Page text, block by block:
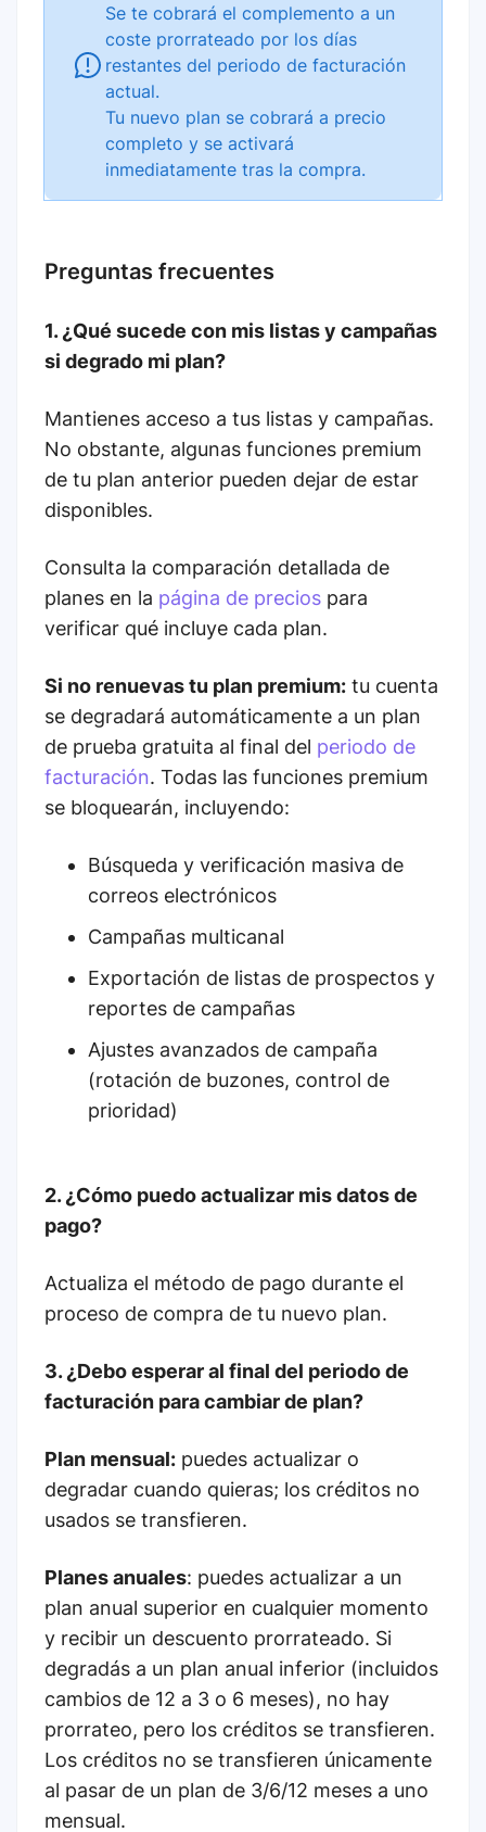
Se te cobrará el complemento a un
coste prorrateado por los días
restantes del periodo de facturación
actual.
Tu nuevo plan se cobrará a precio
completo y se activará
inmediatamente tras la compra.
Preguntas frecuentes
1. ¿Qué sucede con mis listas y campañas
si degrado mi plan?
Mantienes acceso a tus listas y campañas.
No obstante, algunas funciones premium
de tu plan anterior pueden dejar de estar
disponibles.
Consulta la comparación detallada de
planes en la página de precios para
verificar qué incluye cada plan.
Si no renuevas tu plan premium: tu cuenta
se degradará automáticamente a un plan
de prueba gratuita al final del periodo de
facturación. Todas las funciones premium
se bloquearán, incluyendo:
Búsqueda y verificación masiva de
correos electrónicos
Campañas multicanal
Exportación de listas de prospectos y
reportes de campañas
Ajustes avanzados de campaña
(rotación de buzones, control de
prioridad)
2. ¿Cómo puedo actualizar mis datos de
pago?
Actualiza el método de pago durante el
proceso de compra de tu nuevo plan.
3. ¿Debo esperar al final del periodo de
facturación para cambiar de plan?
Plan mensual: puedes actualizar o
degradar cuando quieras; los créditos no
usados se transfieren.
Planes anuales: puedes actualizar a un
plan anual superior en cualquier momento
y recibir un descuento prorrateado. Si
degradás a un plan anual inferior (incluidos
cambios de 12 a 3 o 6 meses), no hay
prorrateo, pero los créditos se transfieren.
Los créditos no se transfieren únicamente
al pasar de un plan de 3/6/12 meses a uno
mensual.